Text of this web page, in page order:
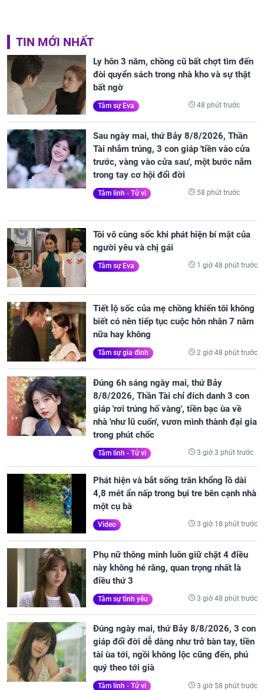
TIN MỚI NHẤT
Ly hôn 3 năm, chồng cũ bất chợt tìm đến
đòi quyển sách trong nhà kho và sự thật
bất ngờ
Tâm sự Eva 48 phút trước
Sau ngày mai, thứ Bảy 8/8/2026, Thần
Tài nhắm trúng, 3 con giáp 'tiền vào cửa
trước, vàng vào cửa sau', một bước nắm
trong tay cơ hội đổi đời
Tâm linh - Tử vi 58 phút trước
Tôi vô cùng sốc khi phát hiện bí mật của
người yêu và chị gái
Tâm sự Eva 1 giờ 48 phút trước
Tiết lộ sốc của mẹ chồng khiến tôi không
biết có nên tiếp tục cuộc hôn nhân 7 năm
nữa hay không
Tâm sự gia đình 2 giờ 48 phút trước
Đúng 6h sáng ngày mai, thứ Bảy
8/8/2026, Thần Tài chỉ đích danh 3 con
giáp 'rơi trúng hố vàng', tiền bạc ùa về
nhà 'như lũ cuốn', vươn mình thành đại gia
trong phút chốc
Tâm linh - Tử vi 3 giờ 3 phút trước
Phát hiện và bắt sống trăn khổng lồ dài
4,8 mét ẩn nấp trong bụi tre bên cạnh nhà
một cụ bà
Video 3 giờ 18 phút trước
Phụ nữ thông minh luôn giữ chặt 4 điều
này không hé răng, quan trọng nhất là
điều thứ 3
Tâm sự tình yêu 3 giờ 48 phút trước
Đúng ngày mai, thứ Bảy 8/8/2026, 3 con
giáp đổi đời dễ dàng như trở bàn tay, tiền
tài ùa tới, ngồi không lộc cũng đến, phú
quý theo tới già
Tâm linh - Tử vi 3 giờ 58 phút trước